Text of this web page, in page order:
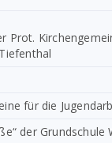
Prot.
für die
der Grundschule